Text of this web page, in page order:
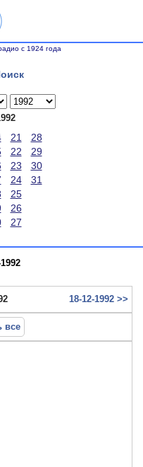
с 1924 года
21
28
22
29
23
30
24
31
25
26
27
18-12-1992 >>
все